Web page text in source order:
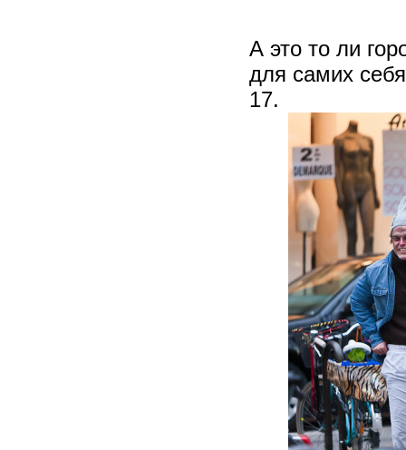
А это то ли
для самих
17.